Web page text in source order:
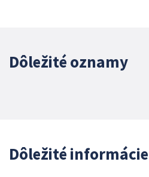
Dôležité oznamy
Dôležité informácie